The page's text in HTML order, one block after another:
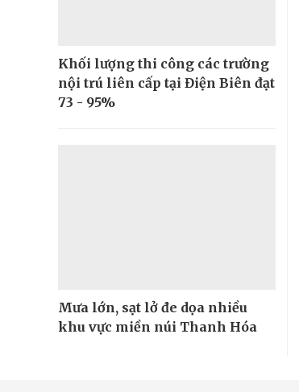
Khối lượng thi công các trường
nội trú liên cấp tại Điện Biên đạt
73 - 95%
Mưa lớn, sạt lở đe dọa nhiều
khu vực miền núi Thanh Hóa